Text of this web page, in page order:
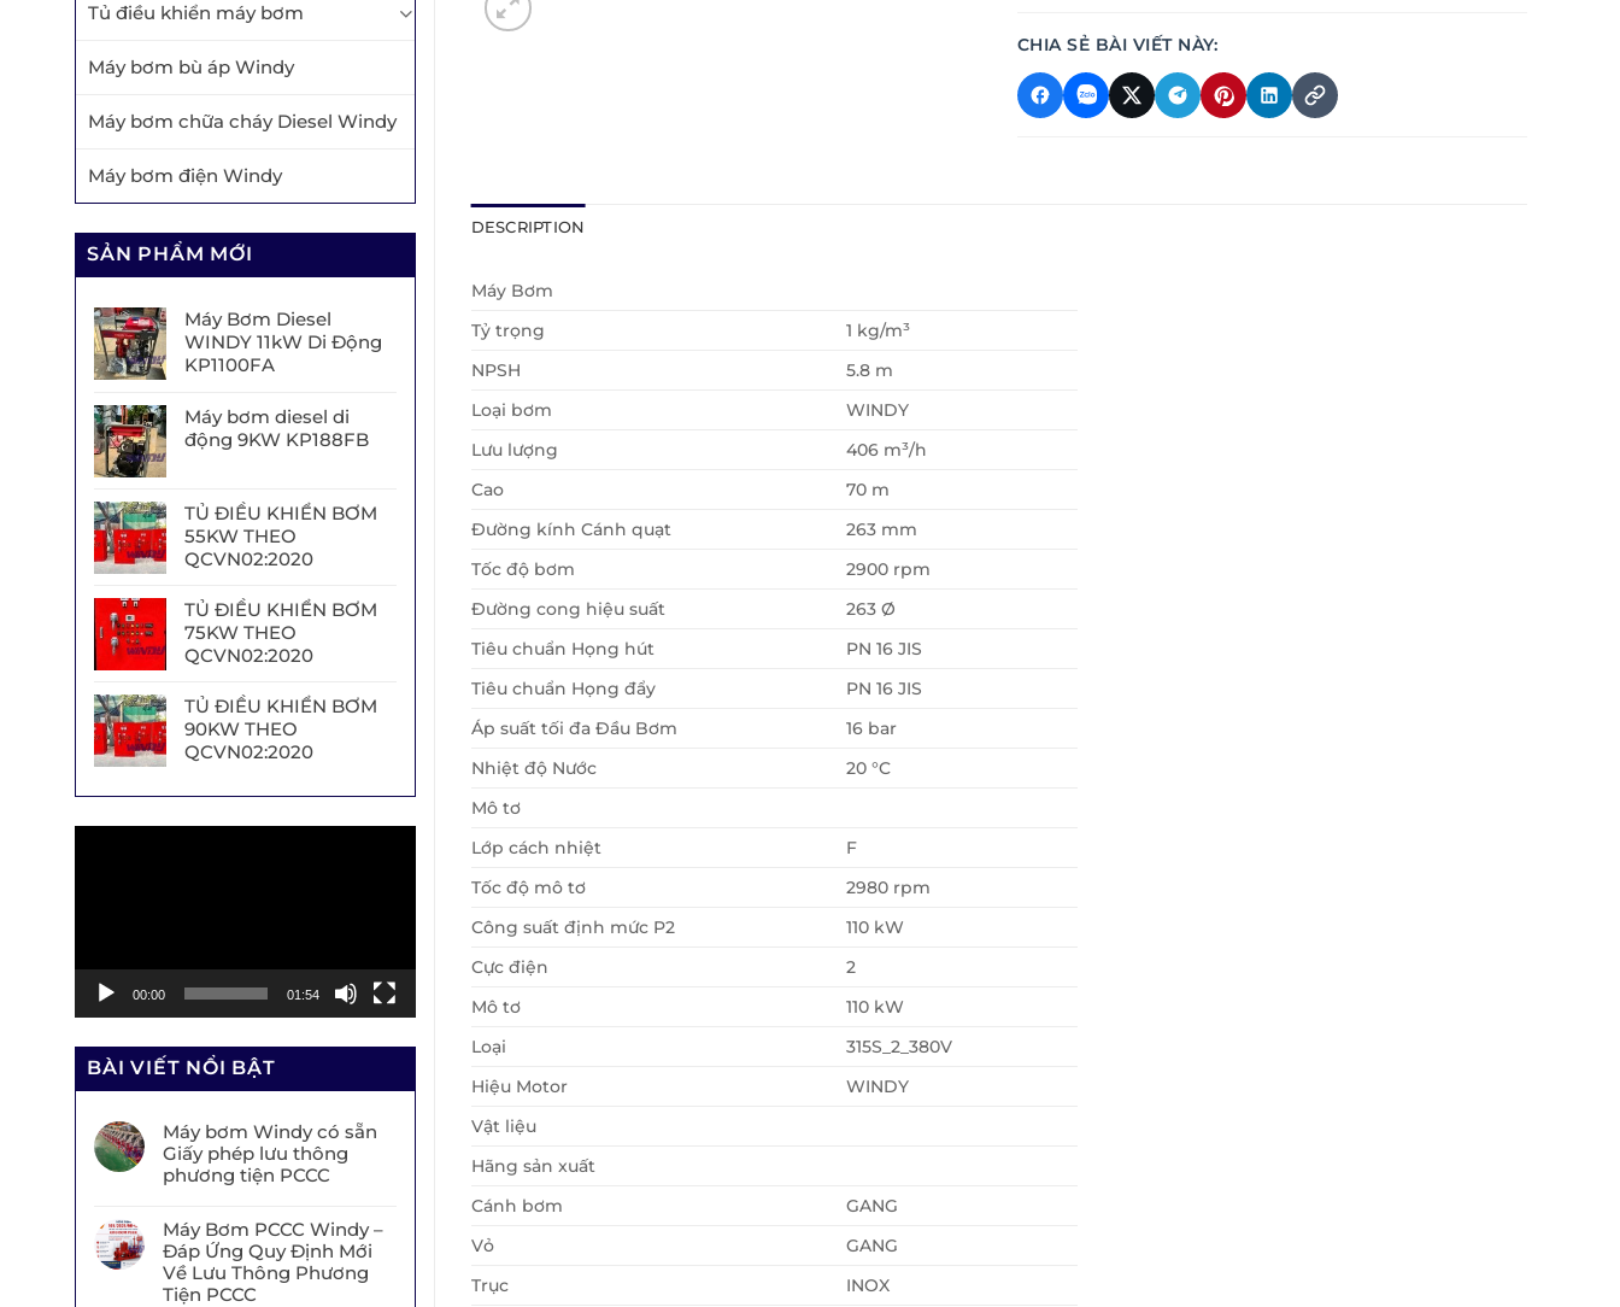
Tủ điều khiển máy bơm
Máy bơm bù áp Windy
Máy bơm chữa cháy Diesel Windy
Máy bơm điện Windy
SẢN PHẨM MỚI
Máy Bơm Diesel
WINDY 11kW Di Động
KP1100FA
Máy bơm diesel di
động 9KW KP188FB
TỦ ĐIỀU KHIỂN BƠM
55KW THEO
QCVN02:2020
TỦ ĐIỀU KHIỂN BƠM
75KW THEO
QCVN02:2020
TỦ ĐIỀU KHIỂN BƠM
90KW THEO
QCVN02:2020
00:00 01:54
BÀI VIẾT NỔI BẬT
Máy bơm Windy có sẵn
Giấy phép lưu thông
phương tiện PCCC
Máy Bơm PCCC Windy –
Đáp Ứng Quy Định Mới
Về Lưu Thông Phương
Tiện PCCC
CHIA SẺ BÀI VIẾT NÀY:
DESCRIPTION
Máy Bơm
Tỷ trọng
1 kg/m³
NPSH
5.8 m
Loại bơm
WINDY
Lưu lượng
406 m³/h
Cao
70 m
Đường kính Cánh quạt
263 mm
Tốc độ bơm
2900 rpm
Đường cong hiệu suất
263 Ø
Tiêu chuẩn Họng hút
PN 16 JIS
Tiêu chuẩn Họng đẩy
PN 16 JIS
Áp suất tối đa Đầu Bơm
16 bar
Nhiệt độ Nước
20 °C
Mô tơ
Lớp cách nhiệt
F
Tốc độ mô tơ
2980 rpm
Công suất định mức P2
110 kW
Cực điện
2
Mô tơ
110 kW
Loại
315S_2_380V
Hiệu Motor
WINDY
Vật liệu
Hãng sản xuất
Cánh bơm
GANG
Vỏ
GANG
Trục
INOX